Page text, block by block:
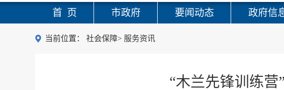
首 页 市政府 要闻动态 政府信
当前位置： 社会保障> 服务资讯
“木兰先锋训练营